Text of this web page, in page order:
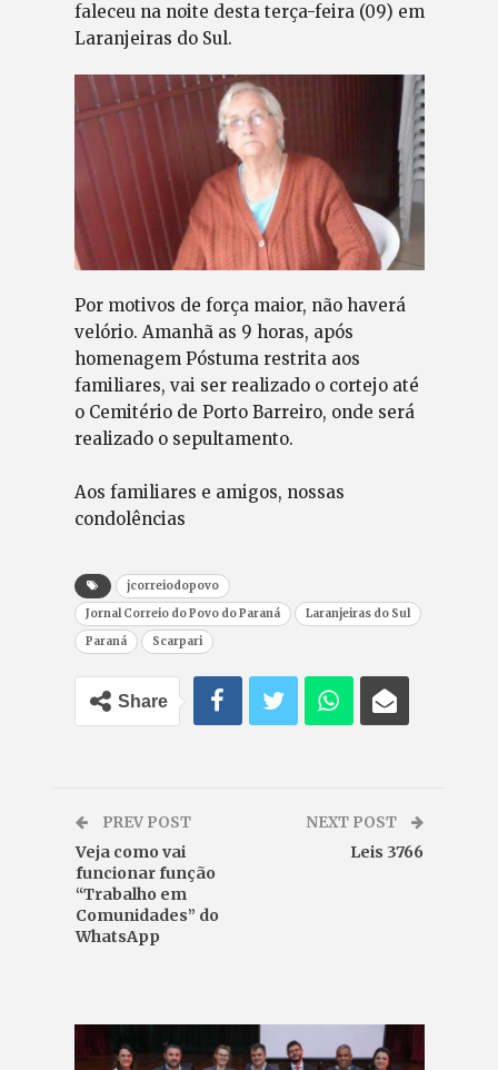
faleceu na noite desta terça-feira (09) em
Laranjeiras do Sul.
Por motivos de força maior, não haverá
velório. Amanhã as 9 horas, após
homenagem Póstuma restrita aos
familiares, vai ser realizado o cortejo até
o Cemitério de Porto Barreiro, onde será
realizado o sepultamento.
Aos familiares e amigos, nossas
condolências
jcorreiodopovo
Jornal Correio do Povo do Paraná
Laranjeiras do Sul
Paraná
Scarpari
Share
PREV POST
Veja como vai
funcionar função
“Trabalho em
Comunidades” do
WhatsApp
NEXT POST
Leis 3766